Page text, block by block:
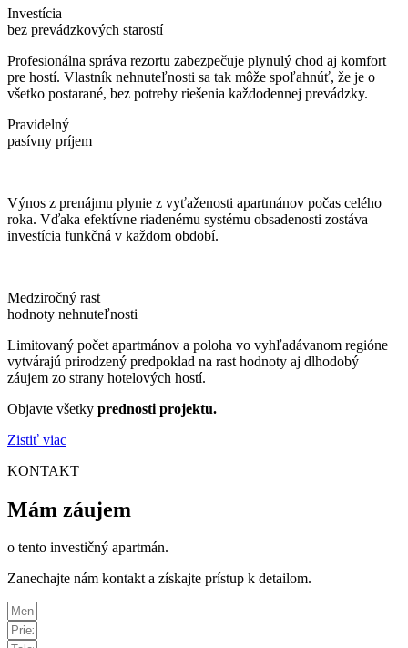
Investícia
bez prevádzkových starostí
Profesionálna správa rezortu zabezpečuje plynulý chod aj komfort
pre hostí. Vlastník nehnuteľnosti sa tak môže spoľahnúť, že je o
všetko postarané, bez potreby riešenia každodennej prevádzky.
Pravidelný
pasívny príjem
Výnos z prenájmu plynie z vyťaženosti apartmánov počas celého
roka. Vďaka efektívne riadenému systému obsadenosti zostáva
investícia funkčná v každom období.
Medziročný rast
hodnoty nehnuteľnosti
Limitovaný počet apartmánov a poloha vo vyhľadávanom regióne
vytvárajú prirodzený predpoklad na rast hodnoty aj dlhodobý
záujem zo strany hotelových hostí.
Objavte všetky prednosti projektu.
Zistiť viac
KONTAKT
Mám záujem
o tento investičný apartmán.
Zanechajte nám kontakt a získajte prístup k detailom.